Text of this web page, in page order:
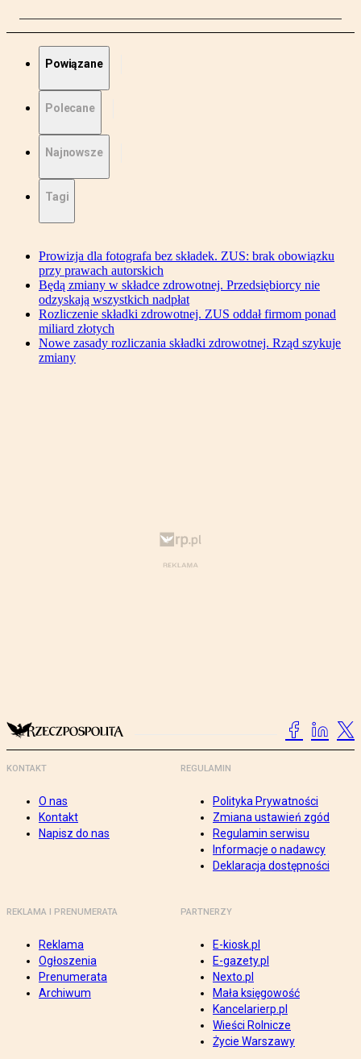
Powiązane
Polecane
Najnowsze
Tagi
Prowizja dla fotografa bez składek. ZUS: brak obowiązku
przy prawach autorskich
Będą zmiany w składce zdrowotnej. Przedsiębiorcy nie
odzyskają wszystkich nadpłat
Rozliczenie składki zdrowotnej. ZUS oddał firmom ponad
miliard złotych
Nowe zasady rozliczania składki zdrowotnej. Rząd szykuje
zmiany
KONTAKT
O nas
Kontakt
Napisz do nas
REGULAMIN
Polityka Prywatności
Zmiana ustawień zgód
Regulamin serwisu
Informacje o nadawcy
Deklaracja dostępności
REKLAMA I PRENUMERATA
Reklama
Ogłoszenia
Prenumerata
Archiwum
PARTNERZY
E-kiosk.pl
E-gazety.pl
Nexto.pl
Mała księgowość
Kancelarierp.pl
Wieści Rolnicze
Życie Warszawy